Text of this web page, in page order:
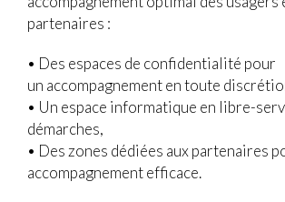
partenaires :
• Des espaces de confidentialité pour
un accompagnement en toute
• Un espace informatique en libre-
démarches,
• Des zones dédiées aux partenaires
accompagnement efficace.